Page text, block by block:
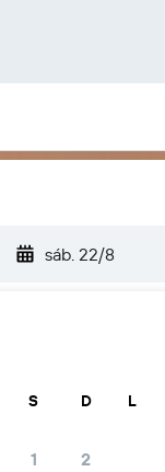
sáb. 22/8
S D
1 2
L